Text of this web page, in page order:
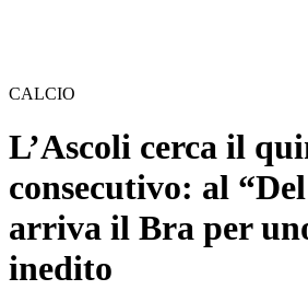
CALCIO
L’Ascoli cerca il
consecutivo: al
arriva il Bra per
inedito